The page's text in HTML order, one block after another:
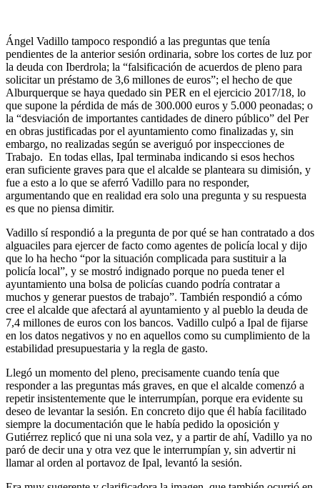
Ángel Vadillo tampoco respondió a las preguntas que tenía
pendientes de la anterior sesión ordinaria, sobre los cortes de luz por
la deuda con Iberdrola; la “falsificación de acuerdos de pleno para
solicitar un préstamo de 3,6 millones de euros”; el hecho de que
Alburquerque se haya quedado sin PER en el ejercicio 2017/18, lo
que supone la pérdida de más de 300.000 euros y 5.000 peonadas; o
la “desviación de importantes cantidades de dinero público” del Per
en obras justificadas por el ayuntamiento como finalizadas y, sin
embargo, no realizadas según se averiguó por inspecciones de
Trabajo. En todas ellas, Ipal terminaba indicando si esos hechos
eran suficiente graves para que el alcalde se planteara su dimisión, y
fue a esto a lo que se aferró Vadillo para no responder,
argumentando que en realidad era solo una pregunta y su respuesta
es que no piensa dimitir.
Vadillo sí respondió a la pregunta de por qué se han contratado a dos
alguaciles para ejercer de facto como agentes de policía local y dijo
que lo ha hecho “por la situación complicada para sustituir a la
policía local”, y se mostró indignado porque no pueda tener el
ayuntamiento una bolsa de policías cuando podría contratar a
muchos y generar puestos de trabajo”. También respondió a cómo
cree el alcalde que afectará al ayuntamiento y al pueblo la deuda de
7,4 millones de euros con los bancos. Vadillo culpó a Ipal de fijarse
en los datos negativos y no en aquellos como su cumplimiento de la
estabilidad presupuestaria y la regla de gasto.
Llegó un momento del pleno, precisamente cuando tenía que
responder a las preguntas más graves, en que el alcalde comenzó a
repetir insistentemente que le interrumpían, porque era evidente su
deseo de levantar la sesión. En concreto dijo que él había facilitado
siempre la documentación que le había pedido la oposición y
Gutiérrez replicó que ni una sola vez, y a partir de ahí, Vadillo ya no
paró de decir una y otra vez que le interrumpían y, sin advertir ni
llamar al orden al portavoz de Ipal, levantó la sesión.